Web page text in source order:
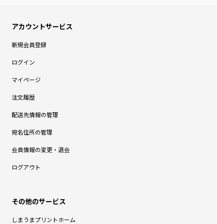
新規会員登録
ログイン
マイページ
注文履歴
配送先情報の管理
宛名住所の管理
会員情報の変更・退会
ログアウト
しまうまプリントホーム